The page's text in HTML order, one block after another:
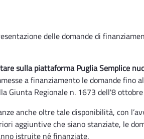
delle domande di
sulla piattaforma Puglia Semplice
a finanziamento le domande fino
Giunta Regionale n. 1673 dell'8
anche oltre tale disponibilità, con
aggiuntive che siano stanziate, le
istruite né finanziate.